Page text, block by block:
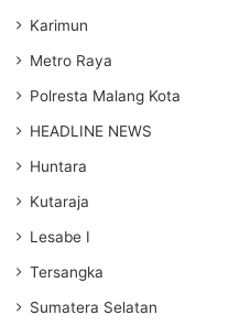
Karimun
Metro Raya
Polresta Malang Kota
HEADLINE NEWS
Huntara
Kutaraja
Lesabe I
Tersangka
Sumatera Selatan